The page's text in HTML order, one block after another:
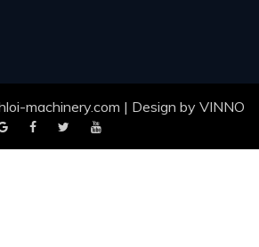
machinery.com | Design by VINNO